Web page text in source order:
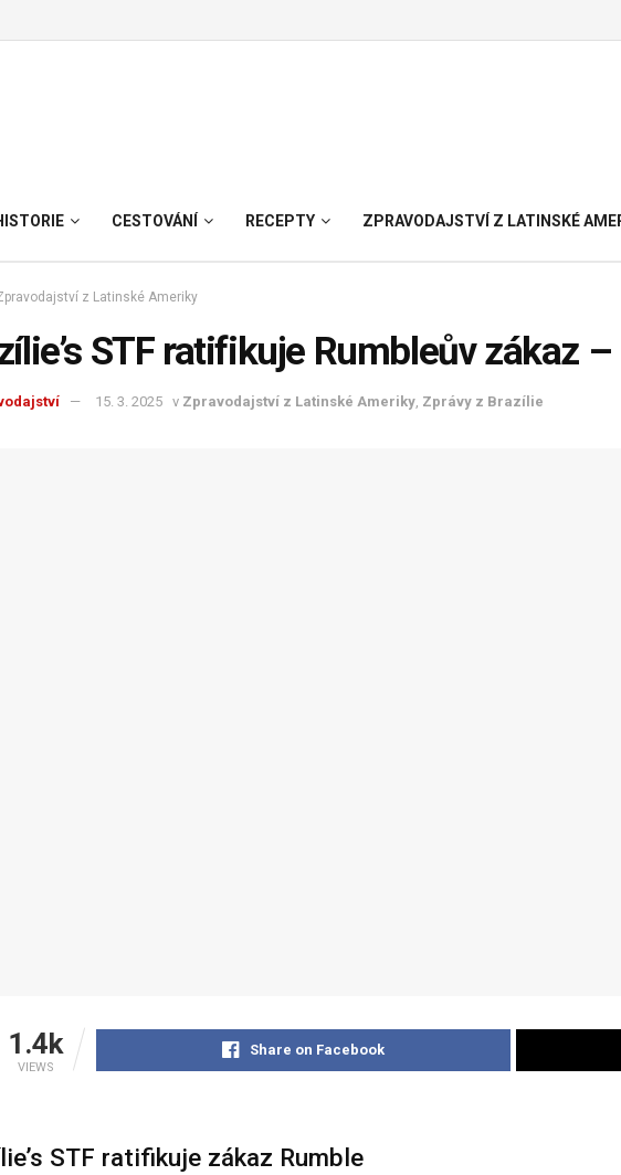
CESTOVÁNÍ RECEPTY ZPRAVODAJSTVÍ Z LATINSKÉ
z Latinské Ameriky
STF ratifikuje Rumbleův zákaz
15. 3. 2025 v Zpravodajství z Latinské Ameriky, Zprávy z Brazílie
1.4k
VIEWS
Share on Facebook
STF ratifikuje zákaz Rumble